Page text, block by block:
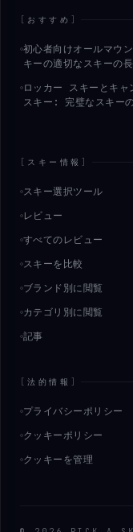
おすすめ
初心者向けオールマウ
キーの適切なスキーの
ロッカー スキーとキャ
スキー: 完璧なスキー
スキー情報
スキー選択ツール
レビュー
すべてのレビュー
スキーを比較
ブランド別に閲覧
カテゴリ別に閲覧
記事
[法的情報
プライバシーポリシー
クッキーポリシー
クッキーを管理